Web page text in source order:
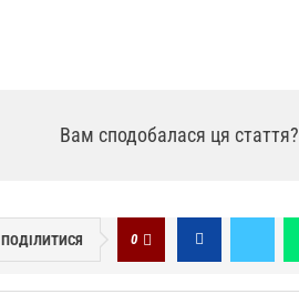
Вам сподобалася ця стаття?
ПОДІЛИТИСЯ 0